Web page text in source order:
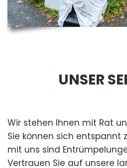
UNSER
Wir stehen Ihnen mit Rat
Sie können sich entspannt
mit uns sind
Vertrauen Sie auf unsere